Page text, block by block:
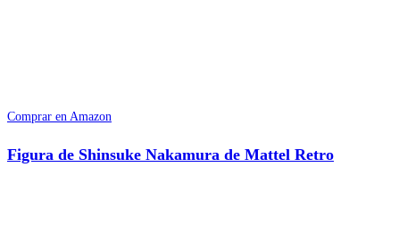
Comprar en Amazon
Figura de Shinsuke Nakamura de Mattel Retro